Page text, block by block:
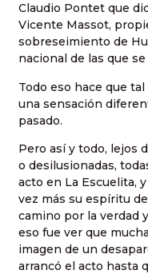
Claudio Pontet que
Vicente Massot,
sobreseimiento de
nacional de las que
Todo eso hace que
una sensación
pasado.
Pero así y todo, lejos
o desilusionadas,
acto en La Escuelita,
vez más su espíritu
camino por la verdad
eso fue ver que
imagen de un
arrancó el acto hasta